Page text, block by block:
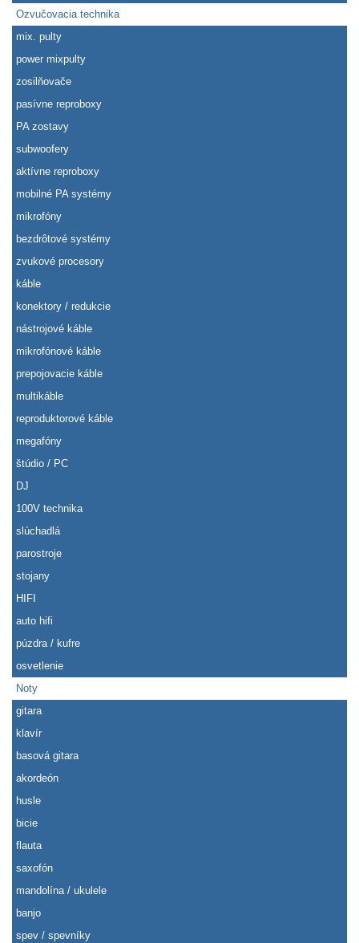
Ozvučovacia technika
mix. pulty
power mixpulty
zosilňovače
pasívne reproboxy
PA zostavy
subwoofery
aktívne reproboxy
mobilné PA systémy
mikrofóny
bezdrôtové systémy
zvukové procesory
káble
konektory / redukcie
nástrojové káble
mikrofónové káble
prepojovacie káble
multikáble
reproduktorové káble
megafóny
štúdio / PC
DJ
100V technika
slúchadlá
parostroje
stojany
HIFI
auto hifi
púzdra / kufre
osvetlenie
Noty
gitara
klavír
basová gitara
akordeón
husle
bicie
flauta
saxofón
mandolína / ukulele
banjo
spev / spevníky